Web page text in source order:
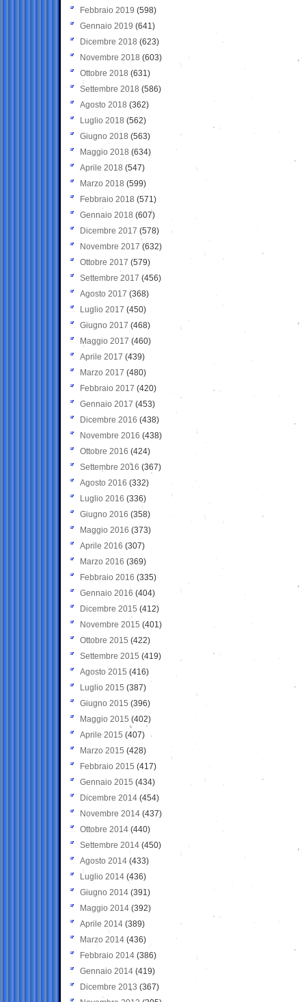
Febbraio 2019 (598)
Gennaio 2019 (641)
Dicembre 2018 (623)
Novembre 2018 (603)
Ottobre 2018 (631)
Settembre 2018 (586)
Agosto 2018 (362)
Luglio 2018 (562)
Giugno 2018 (563)
Maggio 2018 (634)
Aprile 2018 (547)
Marzo 2018 (599)
Febbraio 2018 (571)
Gennaio 2018 (607)
Dicembre 2017 (578)
Novembre 2017 (632)
Ottobre 2017 (579)
Settembre 2017 (456)
Agosto 2017 (368)
Luglio 2017 (450)
Giugno 2017 (468)
Maggio 2017 (460)
Aprile 2017 (439)
Marzo 2017 (480)
Febbraio 2017 (420)
Gennaio 2017 (453)
Dicembre 2016 (438)
Novembre 2016 (438)
Ottobre 2016 (424)
Settembre 2016 (367)
Agosto 2016 (332)
Luglio 2016 (336)
Giugno 2016 (358)
Maggio 2016 (373)
Aprile 2016 (307)
Marzo 2016 (369)
Febbraio 2016 (335)
Gennaio 2016 (404)
Dicembre 2015 (412)
Novembre 2015 (401)
Ottobre 2015 (422)
Settembre 2015 (419)
Agosto 2015 (416)
Luglio 2015 (387)
Giugno 2015 (396)
Maggio 2015 (402)
Aprile 2015 (407)
Marzo 2015 (428)
Febbraio 2015 (417)
Gennaio 2015 (434)
Dicembre 2014 (454)
Novembre 2014 (437)
Ottobre 2014 (440)
Settembre 2014 (450)
Agosto 2014 (433)
Luglio 2014 (436)
Giugno 2014 (391)
Maggio 2014 (392)
Aprile 2014 (389)
Marzo 2014 (436)
Febbraio 2014 (386)
Gennaio 2014 (419)
Dicembre 2013 (367)